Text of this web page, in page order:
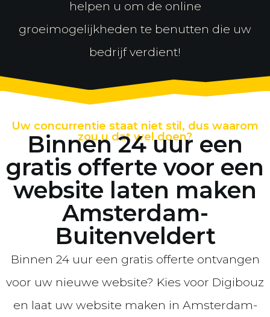
helpen u om de online
groeimogelijkheden te benutten die uw
bedrijf verdient!
Uw concurrentie staat niet stil, dus waarom
zou u dat wel doen?
Binnen 24 uur een
gratis offerte voor een
website laten maken
Amsterdam-
Buitenveldert
Binnen 24 uur een gratis offerte ontvangen
voor uw nieuwe website? Kies voor Digibouz
en laat uw website maken in Amsterdam-